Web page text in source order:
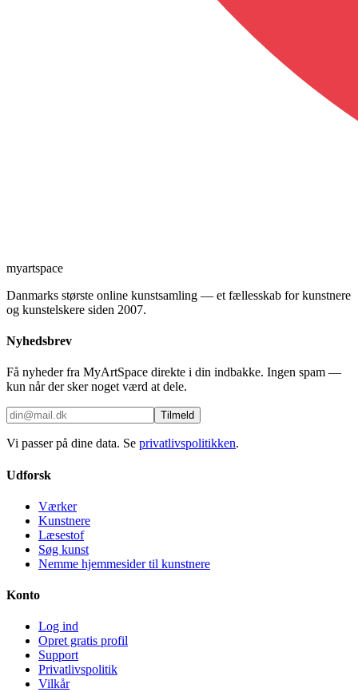
myartspace
Danmarks største online kunstsamling — et fællesskab for kunstnere
og kunstelskere siden 2007.
Nyhedsbrev
Få nyheder fra MyArtSpace direkte i din indbakke. Ingen spam —
kun når der sker noget værd at dele.
Tilmeld
Vi passer på dine data. Se privatlivspolitikken.
Udforsk
Værker
Kunstnere
Læsestof
Søg kunst
Nemme hjemmesider til kunstnere
Konto
Log ind
Opret gratis profil
Support
Privatlivspolitik
Vilkår